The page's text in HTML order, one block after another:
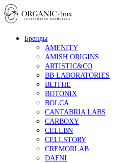
Бренды
AMENITY
AMISH ORIGINS
ARTISTIC&CO
BB LABORATORIES
BLITHE
BOTONIX
BOLCA
CANTABRIA LABS
CARBOXY
CELLBN
CELLSTORY
CREMORLAB
DAFNI